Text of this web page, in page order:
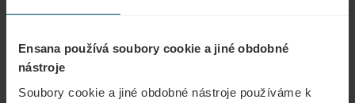
Ensana používá soubory cookie a jiné obdobné
nástroje
Soubory cookie a jiné obdobné nástroje používáme k
procedur zaměřených na zdraví a spokojenost hostů.